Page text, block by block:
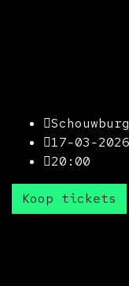
17-03-2026
20:00
Koop tickets